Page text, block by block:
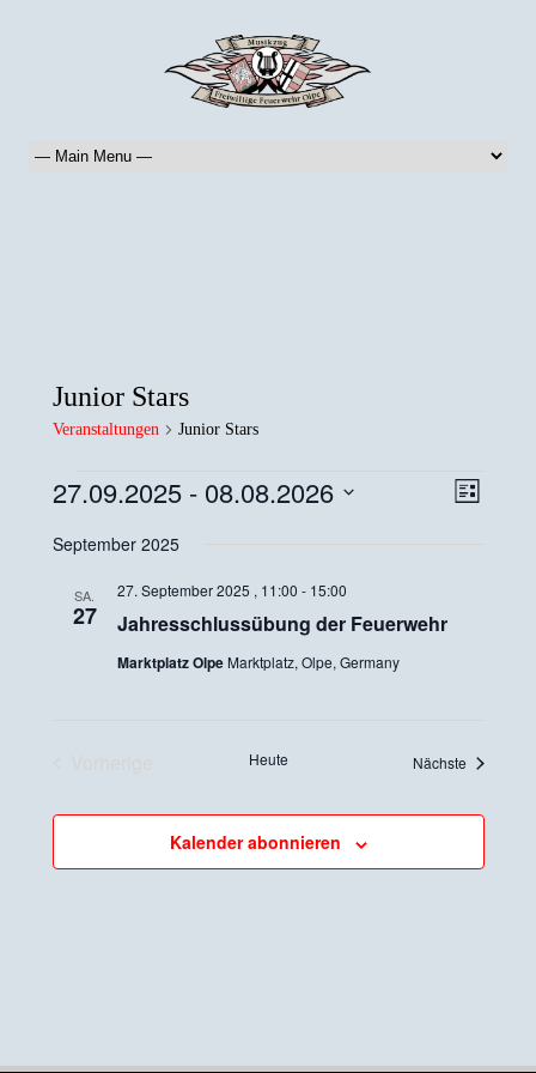
Junior Stars
Veranstaltungen Junior Stars
Veranstaltungen Liste
27.09.2025 - 08.08.2026
wählen.
September 2025
SA.
27 Jahresschlussübung der Feuerwehr
27. September 2025 , 11:00 - 15:00
Marktplatz Olpe Marktplatz, Olpe, Germany
Heute Nächste
Kalender abonnieren